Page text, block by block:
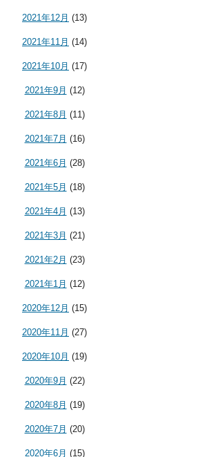
2021年12月 (13)
2021年11月 (14)
2021年10月 (17)
2021年9月 (12)
2021年8月 (11)
2021年7月 (16)
2021年6月 (28)
2021年5月 (18)
2021年4月 (13)
2021年3月 (21)
2021年2月 (23)
2021年1月 (12)
2020年12月 (15)
2020年11月 (27)
2020年10月 (19)
2020年9月 (22)
2020年8月 (19)
2020年7月 (20)
2020年6月 (15)